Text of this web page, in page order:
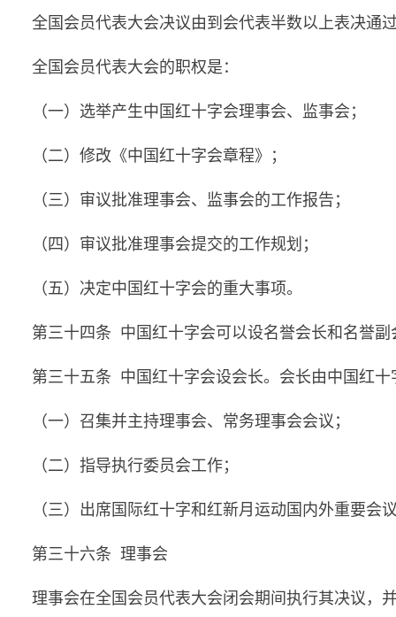
全国会员代表大会决议由到会代表半数以上表决通
全国会员代表大会的职权是：
（一）选举产生中国红十字会理事会、监事会；
（二）修改《中国红十字会章程》；
（三）审议批准理事会、监事会的工作报告；
（四）审议批准理事会提交的工作规划；
（五）决定中国红十字会的重大事项。
第三十四条 中国红十字会可以设名誉会长和名誉
第三十五条 中国红十字会设会长。会长由中国红
（一）召集并主持理事会、常务理事会会议；
（二）指导执行委员会工作；
（三）出席国际红十字和红新月运动国内外重要会
第三十六条 理事会
理事会在全国会员代表大会闭会期间执行其决议，